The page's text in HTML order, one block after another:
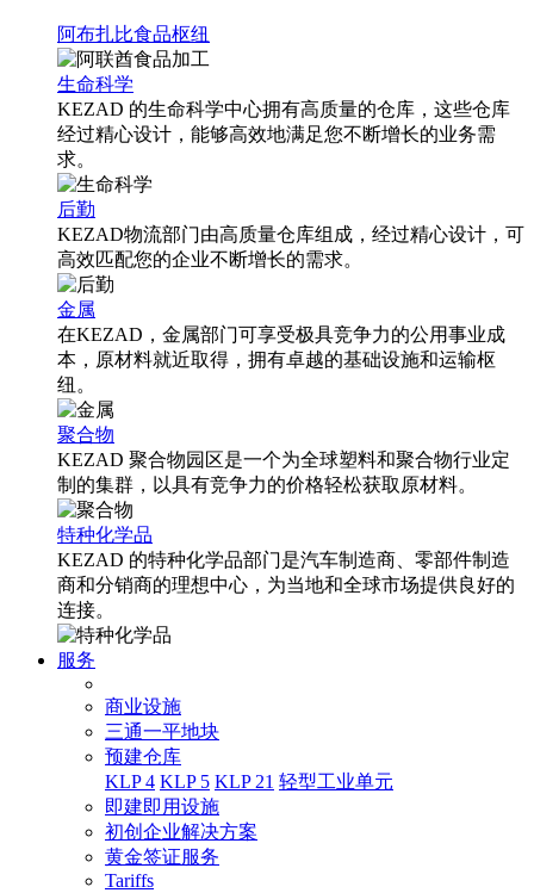
阿布扎比食品枢纽
生命科学
KEZAD 的生命科学中心拥有高质量的仓库，这些仓库
经过精心设计，能够高效地满足您不断增长的业务需
求。
后勤
KEZAD物流部门由高质量仓库组成，经过精心设计，可
高效匹配您的企业不断增长的需求。
金属
在KEZAD，金属部门可享受极具竞争力的公用事业成
本，原材料就近取得，拥有卓越的基础设施和运输枢
纽。
聚合物
KEZAD 聚合物园区是一个为全球塑料和聚合物行业定
制的集群，以具有竞争力的价格轻松获取原材料。
特种化学品
KEZAD 的特种化学品部门是汽车制造商、零部件制造
商和分销商的理想中心，为当地和全球市场提供良好的
连接。
服务
商业设施
三通一平地块
预建仓库
KLP 4 KLP 5 KLP 21 轻型工业单元
即建即用设施
初创企业解决方案
黄金签证服务
Tariffs